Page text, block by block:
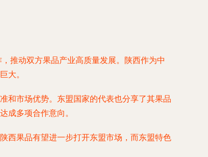
推动双方果品产业高质量发展。陕西作为中
大。
和市场优势。东盟国家的代表也分享了其果品
成多项合作意向。
西果品有望进一步打开东盟市场，而东盟特色